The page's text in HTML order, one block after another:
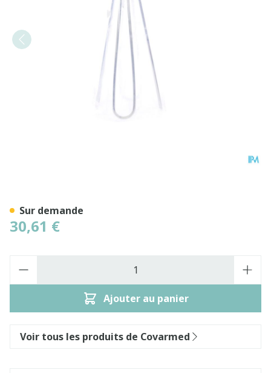
30,61 €
Ajouter au panier
Sur demande
Voir tous les produits de Covarmed